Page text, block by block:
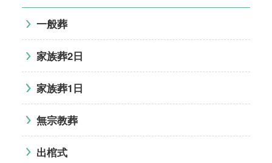
一般葬
家族葬2日
家族葬1日
無宗教葬
出棺式